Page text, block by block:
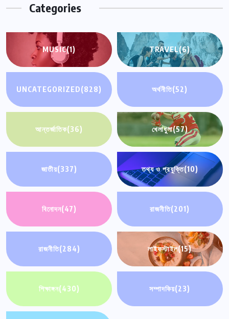
Categories
MUSIC(1) TRAVEL(6)
UNCATEGORIZED(828) অর্থনীতি(52)
আন্তর্জাতিক(36) খেলাধুলা(57)
জাতীয়(337) তথ্য ও প্রযুক্তি(10)
বিনোদন(47) রাজনীতি(201)
রাজনীতি(284) লাইফস্টাইল(15)
শিক্ষাঙ্গন(430) সম্পাদকিয়(23)